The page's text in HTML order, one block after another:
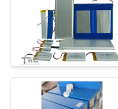
VERBINDUNG
NACHRICHTEN
FÄLLE
Li-Mn